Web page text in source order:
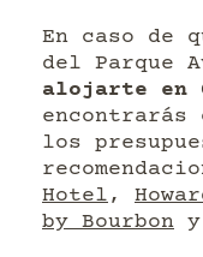
En caso de
del Parque
alojarte en
encontrarás
los
Hotel ,
by Bourbon y